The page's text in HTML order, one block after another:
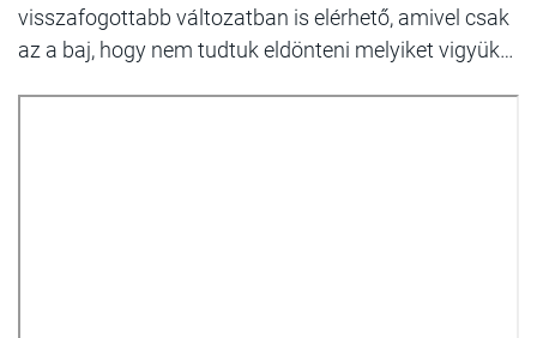
visszafogottabb változatban is elérhető, amivel csak
az a baj, hogy nem tudtuk eldönteni melyiket vigyük…